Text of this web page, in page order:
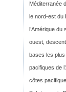
Méditerranée
le nord-est du
l’Amérique du
ouest,
bases les plus
pacifiques de
côtes